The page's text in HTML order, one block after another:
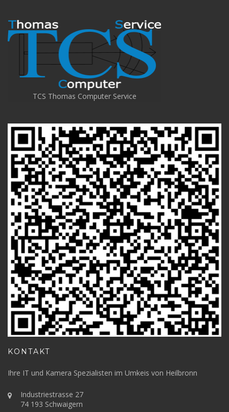
TCS Thomas Computer Service
KONTAKT
Ihre IT und Kamera Spezialisten im Umkeis von Heilbronn
Industriestrasse 27
74 193 Schwaigern